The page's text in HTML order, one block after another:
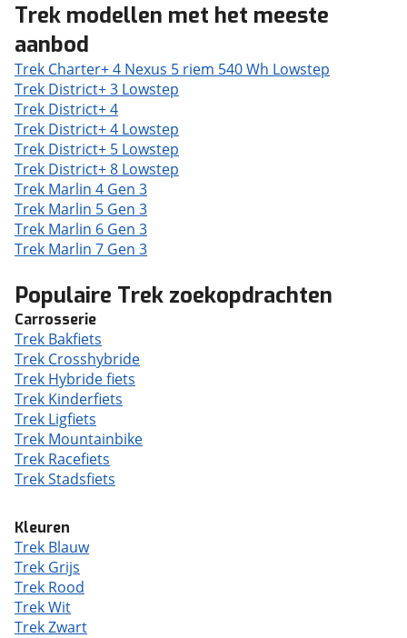
Trek modellen met het meeste
aanbod
Trek Charter+ 4 Nexus 5 riem 540 Wh Lowstep
Trek District+ 3 Lowstep
Trek District+ 4
Trek District+ 4 Lowstep
Trek District+ 5 Lowstep
Trek District+ 8 Lowstep
Trek Marlin 4 Gen 3
Trek Marlin 5 Gen 3
Trek Marlin 6 Gen 3
Trek Marlin 7 Gen 3
Populaire Trek zoekopdrachten
Carrosserie
Trek Bakfiets
Trek Crosshybride
Trek Hybride fiets
Trek Kinderfiets
Trek Ligfiets
Trek Mountainbike
Trek Racefiets
Trek Stadsfiets
Kleuren
Trek Blauw
Trek Grijs
Trek Rood
Trek Wit
Trek Zwart